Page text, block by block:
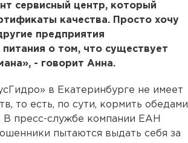
сервисный центр, который
качества. Просто хочу
предприятия
о том, что существует
- говорит Анна.
в Екатеринбурге не имеет
то есть, по сути, кормить обедами
В пресс-службе компании ЕАН
пытаются выдать себя за